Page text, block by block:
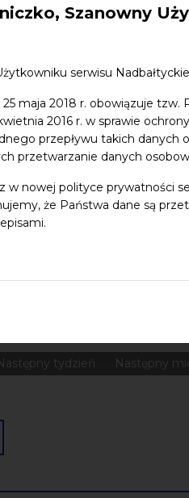
Szanowny
serwisu
maja 2018 r. obowiązuje
2016 r. w sprawie
przepływu takich
przetwarzanie danych
w nowej polityce prywatności
że Państwa dane są
dzieci Dziedzictwo kulturowe
Pomerania Pomorze
tydzień Następny